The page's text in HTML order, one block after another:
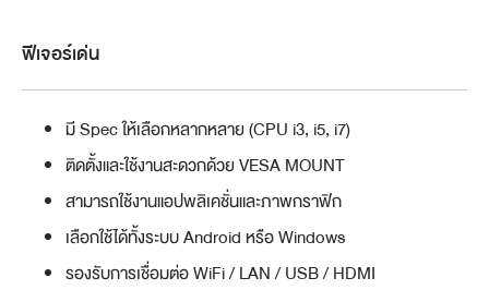
ฟีเจอร์เด่น
มี Spec ให้เลือกหลากหลาย (CPU i3, i5, i7)
ติดตั้งและใช้งานสะดวกด้วย VESA MOUNT
สามารถใช้งานแอปพลิเคชั่นและภาพกราฟิก
เลือกใช้ได้ทั้งระบบ Android หรือ Windows
รองรับการเชื่อมต่อ WiFi / LAN / USB / HDMI